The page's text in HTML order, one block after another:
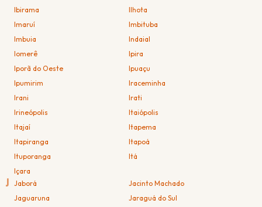
Ibirama
Ilhota
Imaruí
Imbituba
Imbuia
Indaial
Iomerê
Ipira
Iporã do Oeste
Ipuaçu
Ipumirim
Iraceminha
Irani
Irati
Irineópolis
Itaiópolis
Itajaí
Itapema
Itapiranga
Itapoá
Ituporanga
Itá
Içara
J Jaborá
Jacinto Machado
Jaguaruna
Jaraguá do Sul